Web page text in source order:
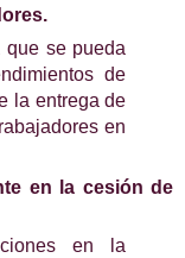
que se pueda
de
la entrega de
en
en la cesión de
en la